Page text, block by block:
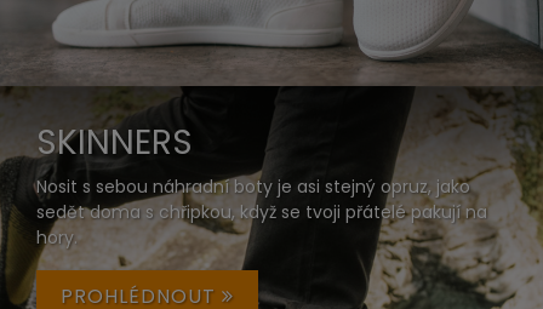
SKINNERS
Nosit s sebou náhradní boty je asi stejný opruz, jako
sedět doma s chřipkou, když se tvoji přátelé pakují na
hory.
PROHLÉDNOUT